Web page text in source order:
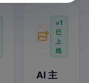
v1
已
上
线
AI 主